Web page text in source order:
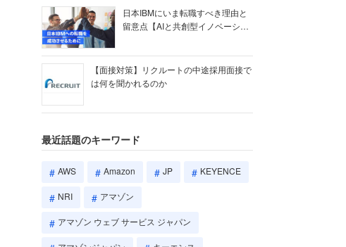
日本IBMにいま転職すべき理由と
留意点【AIと共創型イノベーショ
【面接対策】リクルートの中途採用面接で
は何を聞かれるのか
最近話題のキーワード
AWS Amazon JP KEYENCE
NRI アマゾン
アマゾン ウェブ サービス ジャパン